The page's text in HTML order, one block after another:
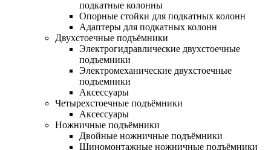
подкатные колонны
Опорные стойки для подкатных колонн
Адаптеры для подкатных колонн
Двухстоечные подъёмники
Электрогидравлические двухстоечные
подъемники
Электромеханические двухстоечные
подъемники
Аксессуары
Четырехстоечные подъёмники
Аксессуары
Ножничные подъёмники
Двойные ножничные подъёмники
Шиномонтажные ножничные подъёмники